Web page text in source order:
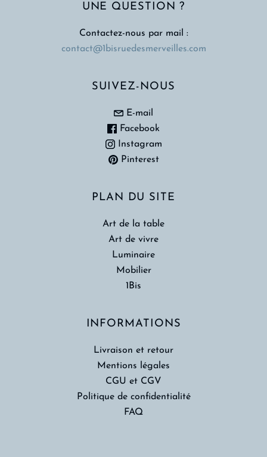
UNE QUESTION ?
Contactez-nous par mail :
contact@1bisruedesmerveilles.com
SUIVEZ-NOUS
E-mail
Facebook
Instagram
Pinterest
PLAN DU SITE
Art de la table
Art de vivre
Luminaire
Mobilier
1Bis
INFORMATIONS
Livraison et retour
Mentions légales
CGU et CGV
Politique de confidentialité
FAQ